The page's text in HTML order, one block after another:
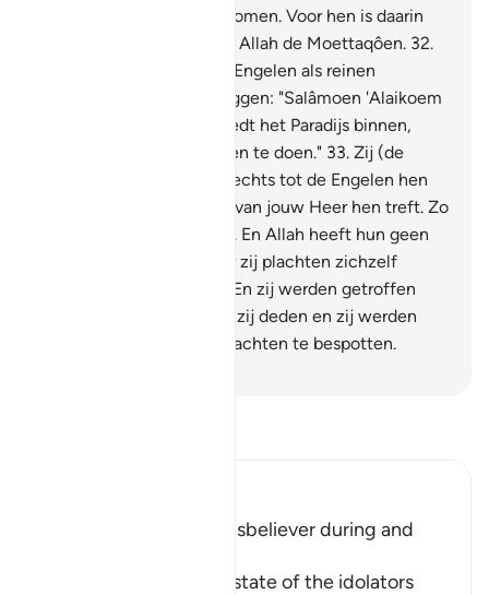
The Condition of the Disbeliever during and
Allah informs us of the state of the idolators
onder door de rivieren stromen. Voor hen is daarin
wat zij willen. Zo beloont Allah de Moettaqôen. 32.
(Zij zijn) degenen die de Engelen als reinen
wegnemen, terwijl zij zeggen: "Salâmoen 'Alaikoem
(Vrede zij met jullie), treedt het Paradijs binnen,
wegens wat jullie plachten te doen." 33. Zij (de
ongelovigen) wachten slechts tot de Engelen hen
wegnemen, of het bevel van jouw Heer hen treft. Zo
deden degenen vôôr hen. En Allah heeft hun geen
onrecht aangedaan, maar zij plachten zichzelf
En zij werden getroffen
door het slechte van wat zij deden en zij werden
omsingeld door wat zij plachten te bespotten.